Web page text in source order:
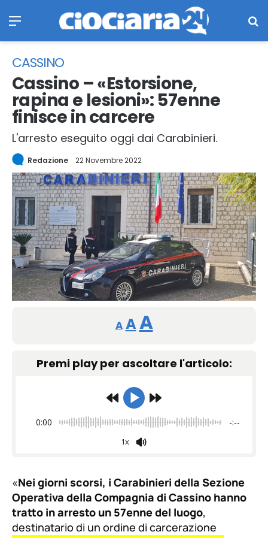
CASSINO
Cassino – «Estorsione,
rapina e lesioni»: 57enne
finisce in carcere
L'arresto eseguito oggi dai Carabinieri.
Redazione 22 Novembre 2022
A
Reducir
tamaño
fuente.
A Restablecer
de
fuente
AAumentar
tamaño
fuente.
Premi play per ascoltare l'articolo:
0:00 -:--
1x
«Nei giorni scorsi, i Carabinieri della Sezione
Operativa della Compagnia di Cassino hanno
tratto in arresto un 57enne del luogo,
destinatario di un ordine di carcerazione